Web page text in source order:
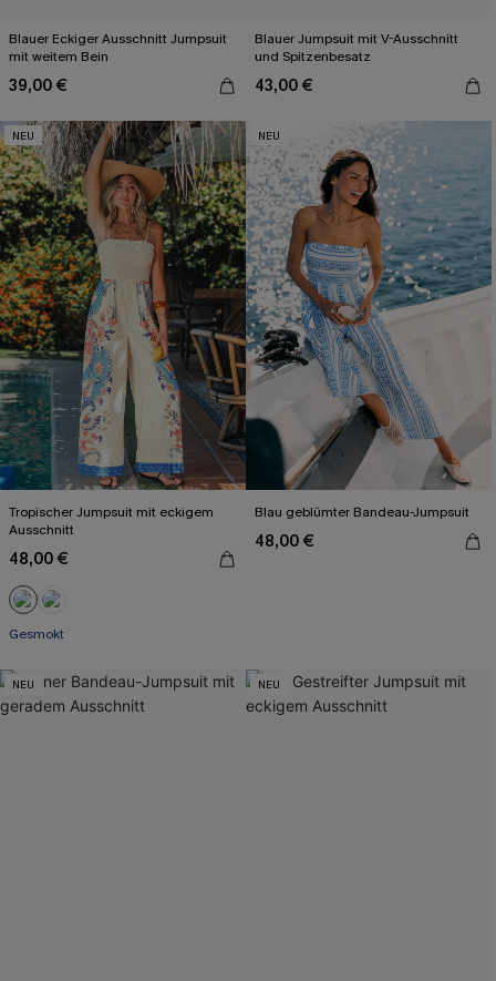
Blauer Eckiger Ausschnitt Jumpsuit
mit weitem Bein
39,00 €
Blauer Jumpsuit mit V-Ausschnitt
und Spitzenbesatz
43,00 €
NEU
Tropischer Jumpsuit mit eckigem
Ausschnitt
48,00 €
Gesmokt
NEU
Blau geblümter Bandeau-Jumpsuit
48,00 €
NEU NEU